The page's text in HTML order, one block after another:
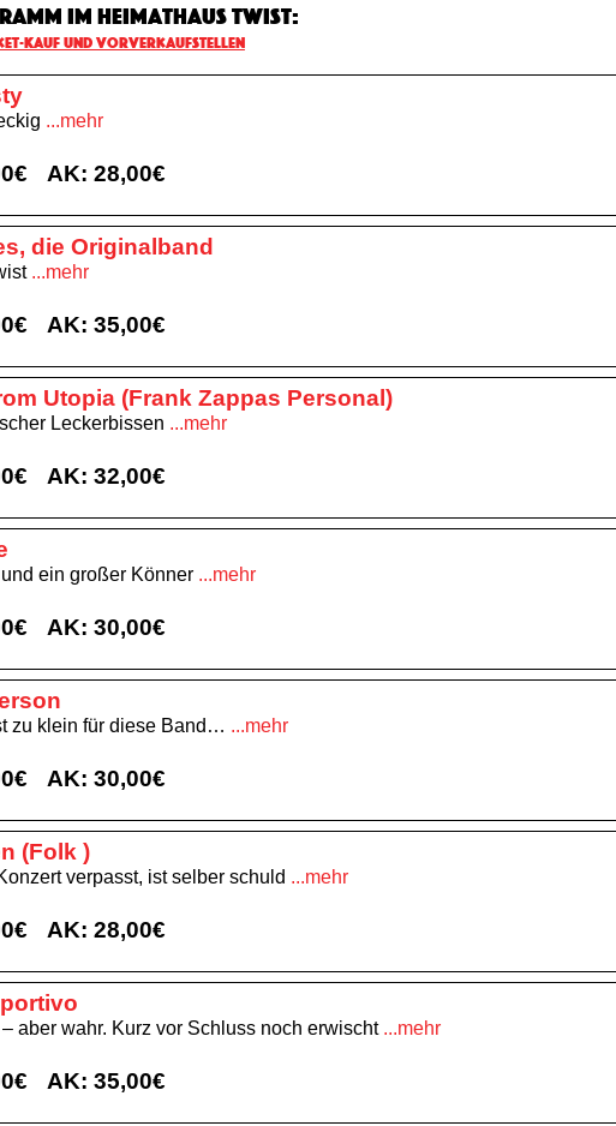
im Heimathaus Twist:
Kauf und Vorverkaufstellen
...mehr
AK: 28,00€
die Originalband
...mehr
AK: 35,00€
Utopia (Frank Zappas Personal)
Leckerbissen ...mehr
AK: 32,00€
ein großer Könner ...mehr
AK: 30,00€
zu klein für diese Band… ...mehr
AK: 30,00€
(Folk )
verpasst, ist selber schuld ...mehr
AK: 28,00€
aber wahr. Kurz vor Schluss noch erwischt ...mehr
AK: 35,00€